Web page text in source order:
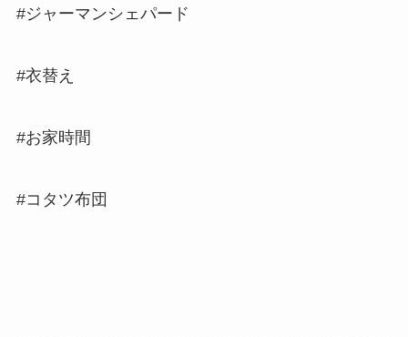
#ジャーマンシェパード
#衣替え
#お家時間
#コタツ布団